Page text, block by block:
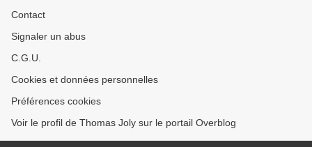
Contact
Signaler un abus
C.G.U.
Cookies et données personnelles
Préférences cookies
Voir le profil de Thomas Joly sur le portail Overblog